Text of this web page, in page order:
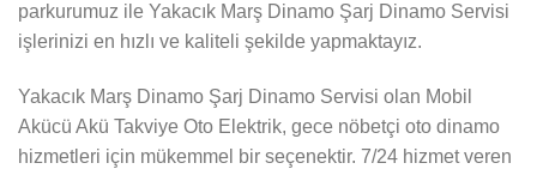
parkurumuz ile Yakacık Marş Dinamo Şarj Dinamo Servisi
işlerinizi en hızlı ve kaliteli şekilde yapmaktayız.
Yakacık Marş Dinamo Şarj Dinamo Servisi olan Mobil
Akücü Akü Takviye Oto Elektrik, gece nöbetçi oto dinamo
hizmetleri için mükemmel bir seçenektir. 7/24 hizmet veren